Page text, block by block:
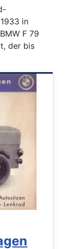
in
F 79
der bis